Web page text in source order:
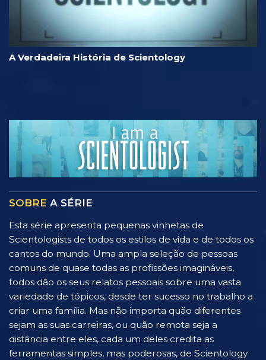
A Verdadeira História de Scientology
SOBRE A SÉRIE
Esta série apresenta pequenas vinhetas de
Scientologists de todos os estilos de vida e de todos os
cantos do mundo. Uma ampla seleção de pessoas
comuns de quase todas as profissões imagináveis,
todos dão os seus relatos pessoais sobre uma vasta
variedade de tópicos, desde ter sucesso no trabalho a
criar uma família. Mas não importa quão diferentes
sejam as suas carreiras, ou quão remota seja a
distância entre eles, cada um deles credita as
ferramentas simples, mas poderosas, de Scientology